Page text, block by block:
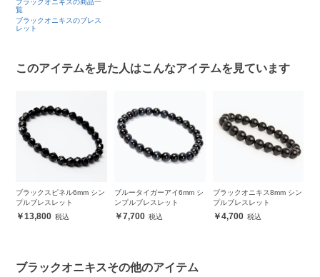
ブラックオニキスの商品一
覧
ブラックオニキスのブレス
レット
このアイテムを見た人はこんなアイテムを見ています
ブラックスピネル6mm シン
プルブレスレット
13,800
ブルータイガーアイ6mm シ
ンプルブレスレット
7,700
ブラックオニキス8mm シン
プルブレスレット
4,700
ブラックオニキスその他のアイテム